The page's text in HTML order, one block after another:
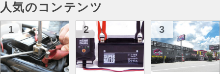
人気のコンテンツ
1 2 3